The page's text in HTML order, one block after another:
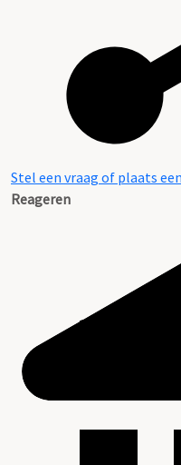
Stel een vraag of plaats
Reageren